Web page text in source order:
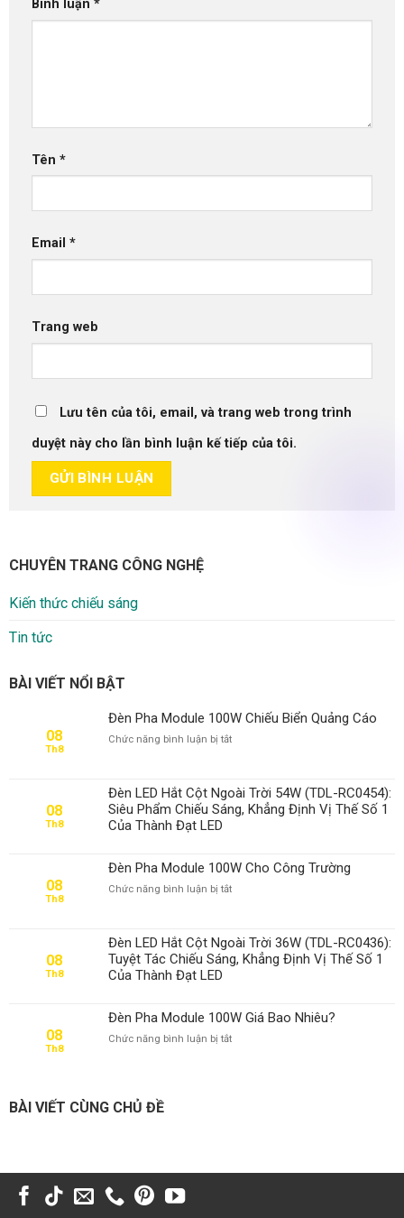
Bình luận *
Tên *
Email *
Trang web
Lưu tên của tôi, email, và trang web trong trình
duyệt này cho lần bình luận kế tiếp của tôi.
CHUYÊN TRANG CÔNG NGHỆ
Kiến thức chiếu sáng
Tin tức
BÀI VIẾT NỔI BẬT
08
Th8
Đèn Pha Module 100W Chiếu Biển Quảng Cáo
Chức năng bình luận bị tắtở
Module
100W
Chiếu
Cáo
08
Th8
Đèn LED Hắt Cột Ngoài Trời 54W (TDL-RC0454):
Siêu Phẩm Chiếu Sáng, Khẳng Định Vị Thế Số 1
Của Thành Đạt LED
08
Th8
Đèn Pha Module 100W Cho Công Trường
Chức năng bình luận bị tắtở
Module
100W
Cho
08
Th8
Đèn LED Hắt Cột Ngoài Trời 36W (TDL-RC0436):
Tuyệt Tác Chiếu Sáng, Khẳng Định Vị Thế Số 1
Của Thành Đạt LED
08
Th8
Đèn Pha Module 100W Giá Bao Nhiêu?
Chức năng bình luận bị tắtở
BÀI VIẾT CÙNG CHỦ ĐỀ